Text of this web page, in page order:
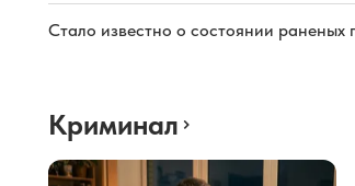
Стало известно о состоянии
Криминал